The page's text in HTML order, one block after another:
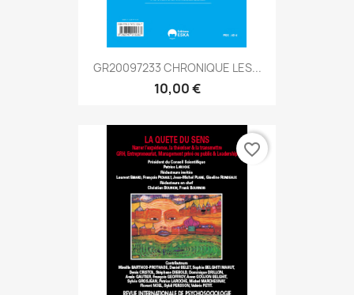
GR20097233 CHRONIQUE LES...
10,00 €
favorite_border